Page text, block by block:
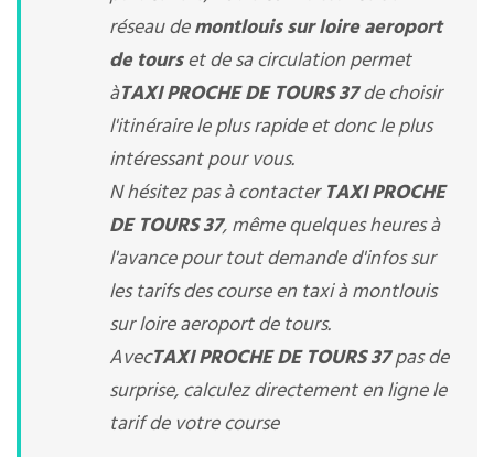
réseau demontlouis sur loire aeroport
de tourset de sa circulation permet
àTAXI PROCHE DE TOURS 37de choisir
l'itinéraire le plus rapide et donc le plus
intéressant pour vous.
N hésitez pas à contacterTAXI PROCHE
DE TOURS 37, même quelques heures à
l'avance pour tout demande d'infos sur
les tarifs des course en taxi à montlouis
sur loire aeroport de tours.
AvecTAXI PROCHE DE TOURS 37pas de
surprise, calculez directement en ligne le
tarif de votre course